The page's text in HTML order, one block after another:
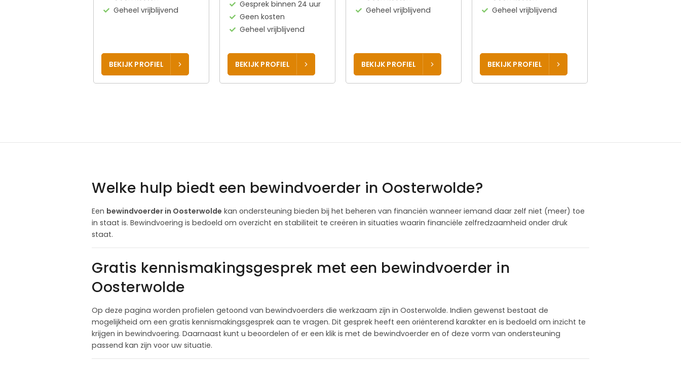
Geheel vrijblijvend
BEKIJK PROFIEL
Gesprek binnen 24 uur
Geen kosten
Geheel vrijblijvend
BEKIJK PROFIEL
Geheel vrijblijvend
BEKIJK PROFIEL
Geheel vrijblijvend
BEKIJK PROFIEL
Welke hulp biedt een bewindvoerder in Oosterwolde?
Een bewindvoerder in Oosterwolde kan ondersteuning bieden bij het beheren van financiën wanneer iemand daar zelf niet (meer) toe
in staat is. Bewindvoering is bedoeld om overzicht en stabiliteit te creëren in situaties waarin financiële zelfredzaamheid onder druk
staat.
Gratis kennismakingsgesprek met een bewindvoerder in
Oosterwolde
Op deze pagina worden profielen getoond van bewindvoerders die werkzaam zijn in Oosterwolde. Indien gewenst bestaat de
mogelijkheid om een gratis kennismakingsgesprek aan te vragen. Dit gesprek heeft een oriënterend karakter en is bedoeld om inzicht te
krijgen in bewindvoering. Daarnaast kunt u beoordelen of er een klik is met de bewindvoerder en of deze vorm van ondersteuning
passend kan zijn voor uw situatie.